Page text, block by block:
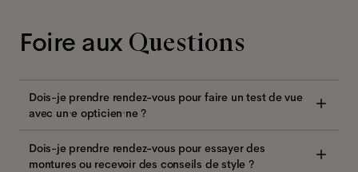
Foire aux Questions
Dois-je prendre rendez-vous pour faire un test de vue
avec un·e opticien·ne ?
Dois-je prendre rendez-vous pour essayer des
montures ou recevoir des conseils de style ?